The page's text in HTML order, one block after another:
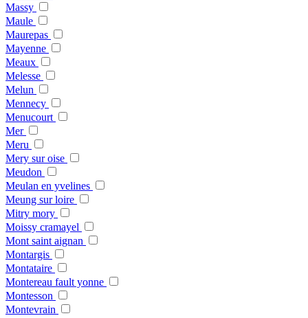
Massy
Maule
Maurepas
Mayenne
Meaux
Melesse
Melun
Mennecy
Menucourt
Mer
Meru
Mery sur oise
Meudon
Meulan en yvelines
Meung sur loire
Mitry mory
Moissy cramayel
Mont saint aignan
Montargis
Montataire
Montereau fault yonne
Montesson
Montevrain